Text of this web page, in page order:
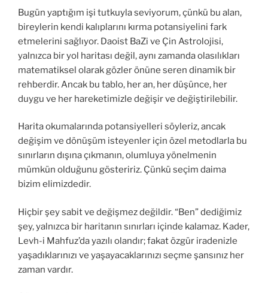
Bugün yaptığım işi tutkuyla seviyorum, çünkü bu alan,
bireylerin kendi kalıplarını kırma potansiyelini fark
etmelerini sağlıyor. Daoist BaZi ve Çin Astrolojisi,
yalnızca bir yol haritası değil, aynı zamanda olasılıkları
matematiksel olarak gözler önüne seren dinamik bir
rehberdir. Ancak bu tablo, her an, her düşünce, her
duygu ve her hareketimizle değişir ve değiştirilebilir.
Harita okumalarında potansiyelleri söyleriz, ancak
değişim ve dönüşüm isteyenler için özel metodlarla bu
sınırların dışına çıkmanın, olumluya yönelmenin
mümkün olduğunu gösteririz. Çünkü seçim daima
bizim elimizdedir.
Hiçbir şey sabit ve değişmez değildir. “Ben” dediğimiz
şey, yalnızca bir haritanın sınırları içinde kalamaz. Kader,
Levh-i Mahfuz’da yazılı olandır; fakat özgür iradenizle
yaşadıklarınızı ve yaşayacaklarınızı seçme şansınız her
zaman vardır.